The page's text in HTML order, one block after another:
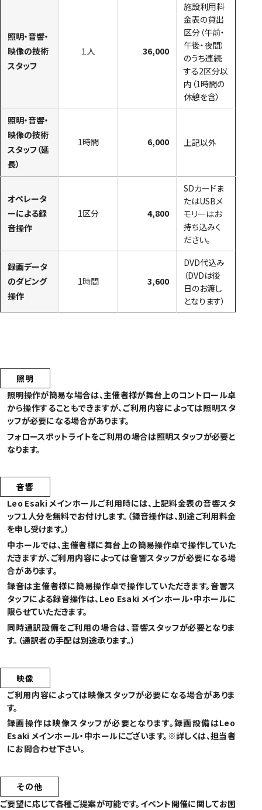
照明・音響・
映像の技術
スタッフ
１人 36,000
施設利用料
金表の貸出
区分（午前・
午後・夜間）
のうち連続
する2区分以
内（1時間の
休憩を含）
照明・音響・
映像の技術
スタッフ（延
長）
1時間 6,000 上記以外
オペレータ
ーによる録
音操作
1区分 4,800
SDカードま
たはUSBメ
モリーはお
持ち込みく
ださい。
録画データ
のダビング
操作
1時間 3,600
DVD代込み
（DVDは後
日のお渡し
となります）
照明
照明操作が簡易な場合は、主催者様が舞台上のコントロール卓
から操作することもできますが、ご利用内容によっては照明スタ
ッフが必要になる場合があります。
フォロースポットライトをご利用の場合は照明スタッフが必要と
なります。
音響
Leo Esaki メインホールご利用時には、上記料金表の音響スタ
ッフ１人分を無料でお付けします。（録音操作は、別途ご利用料金
を申し受けます。）
中ホールでは、主催者様に舞台上の簡易操作卓で操作していた
だきますが、ご利用内容によっては音響スタッフが必要になる場
合があります。
録音は主催者様に簡易操作卓で操作していただきます。音響ス
タッフによる録音操作は、Leo Esaki メインホール・中ホールに
限らせていただきます。
同時通訳設備をご利用の場合は、音響スタッフが必要となりま
す。（通訳者の手配は別途承ります。）
映像
ご利用内容によっては映像スタッフが必要になる場合がありま
す。
録画操作は映像スタッフが必要となります。録画設備はLeo
Esaki メインホール・中ホールにございます。※詳しくは、担当者
にお問合わせ下さい。
その他
ご要望に応じて各種ご提案が可能です。イベント開催に関してお困